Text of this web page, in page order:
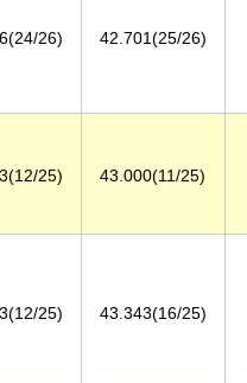
26) 42.701(25/26)
25) 43.000(11/25)
25) 43.343(16/25)